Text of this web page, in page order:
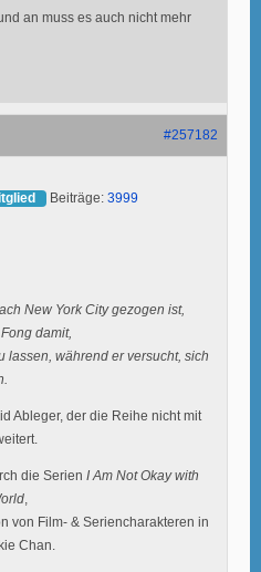
an muss es auch nicht mehr
#257182
Beiträge: 3999
New York City gezogen ist,
damit,
lassen, während er versucht, sich
Ableger, der die Reihe nicht mit
die Serien I Am Not Okay with
von Film- & Seriencharakteren in
Chan.